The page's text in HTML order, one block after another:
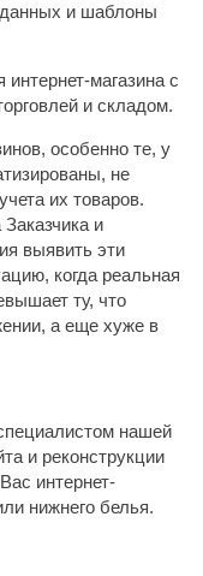
данных и шаблоны
магазина с
и складом.
особенно те, у
не
их товаров.
и
выявить эти
когда реальная
ту, что
а еще хуже в
нашей
и реконструкции
интернет-
нижнего белья.